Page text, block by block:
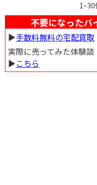
不要になったバ
▶︎手数料無料の宅配買取
実際に売ってみた体験談
▶︎こちら